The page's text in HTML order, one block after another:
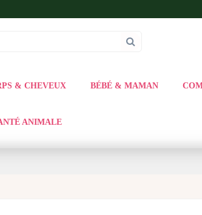
& CHEVEUX BÉBÉ & MAMAN
ANIMALE